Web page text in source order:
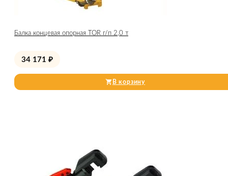
Балка концевая опорная TOR г/п 2,0 т
34 171 ₽
В корзину